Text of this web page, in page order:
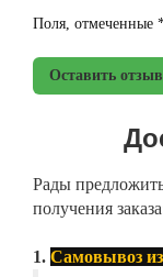
Поля, отмеченные
Оставить отзыв
Рады
получения
1. Самовывоз